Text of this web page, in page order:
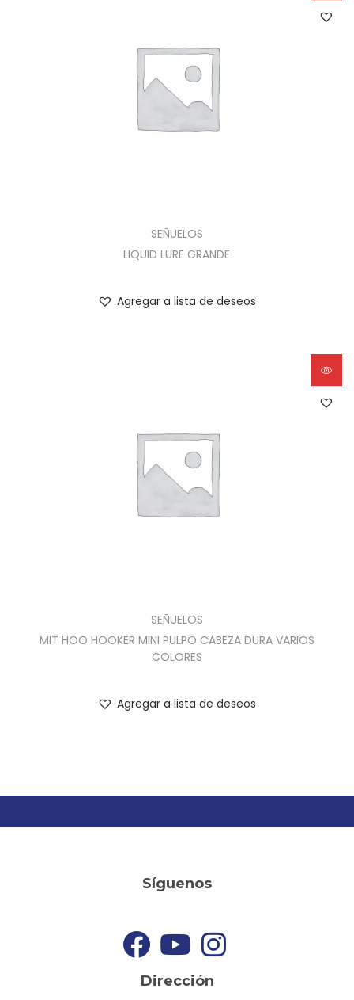
SEÑUELOS
LIQUID LURE GRANDE
Agregar a lista de deseos
SEÑUELOS
MIT HOO HOOKER MINI PULPO CABEZA DURA VARIOS
COLORES
Agregar a lista de deseos
Síguenos
Dirección